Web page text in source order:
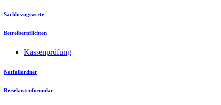
Sachbezugswerte
Betreiberpflichten
Kassenprüfung
Notfallordner
Reisekostenformular